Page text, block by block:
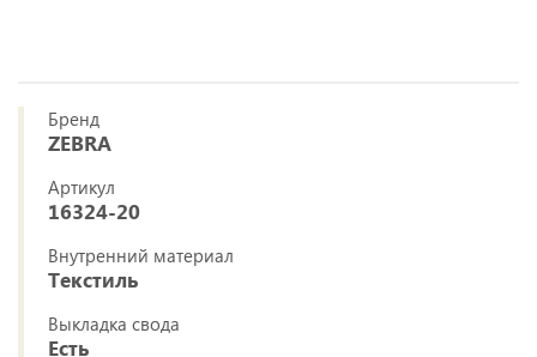
Бренд
ZEBRA
Артикул
16324-20
Внутренний материал
Текстиль
Выкладка свода
Есть